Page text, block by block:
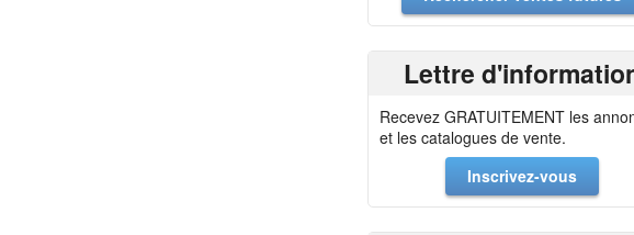
Lettre
Recevez GRATUITEMENT les
et les catalogues de vente.
Inscrivez-vous